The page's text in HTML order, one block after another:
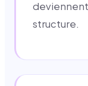
structure.